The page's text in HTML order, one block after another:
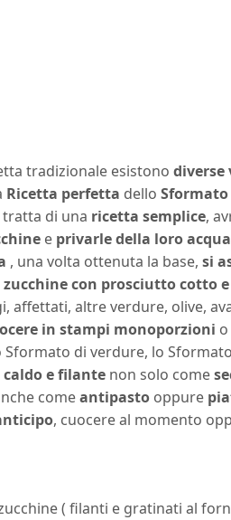
tradizionale esistono diverse
Ricetta perfetta dello
tratta di una ricetta semplice,
e privarle della loro acqua
, una volta ottenuta la base, si
con prosciutto cotto
affettati, altre verdure, olive,
in stampi monoporzioni
Sformato di verdure, lo
e filante non solo come
comeantipasto oppure
, cuocere al momento
( filanti e gratinati al